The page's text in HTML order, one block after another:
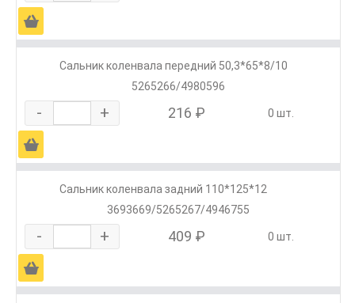
Ä
Сальник коленвала передний 50,3*65*8/10
5265266/4980596
- + 216 ₽ 0 шт.
Ä
Сальник коленвала задний 110*125*12
3693669/5265267/4946755
- + 409 ₽ 0 шт.
Ä